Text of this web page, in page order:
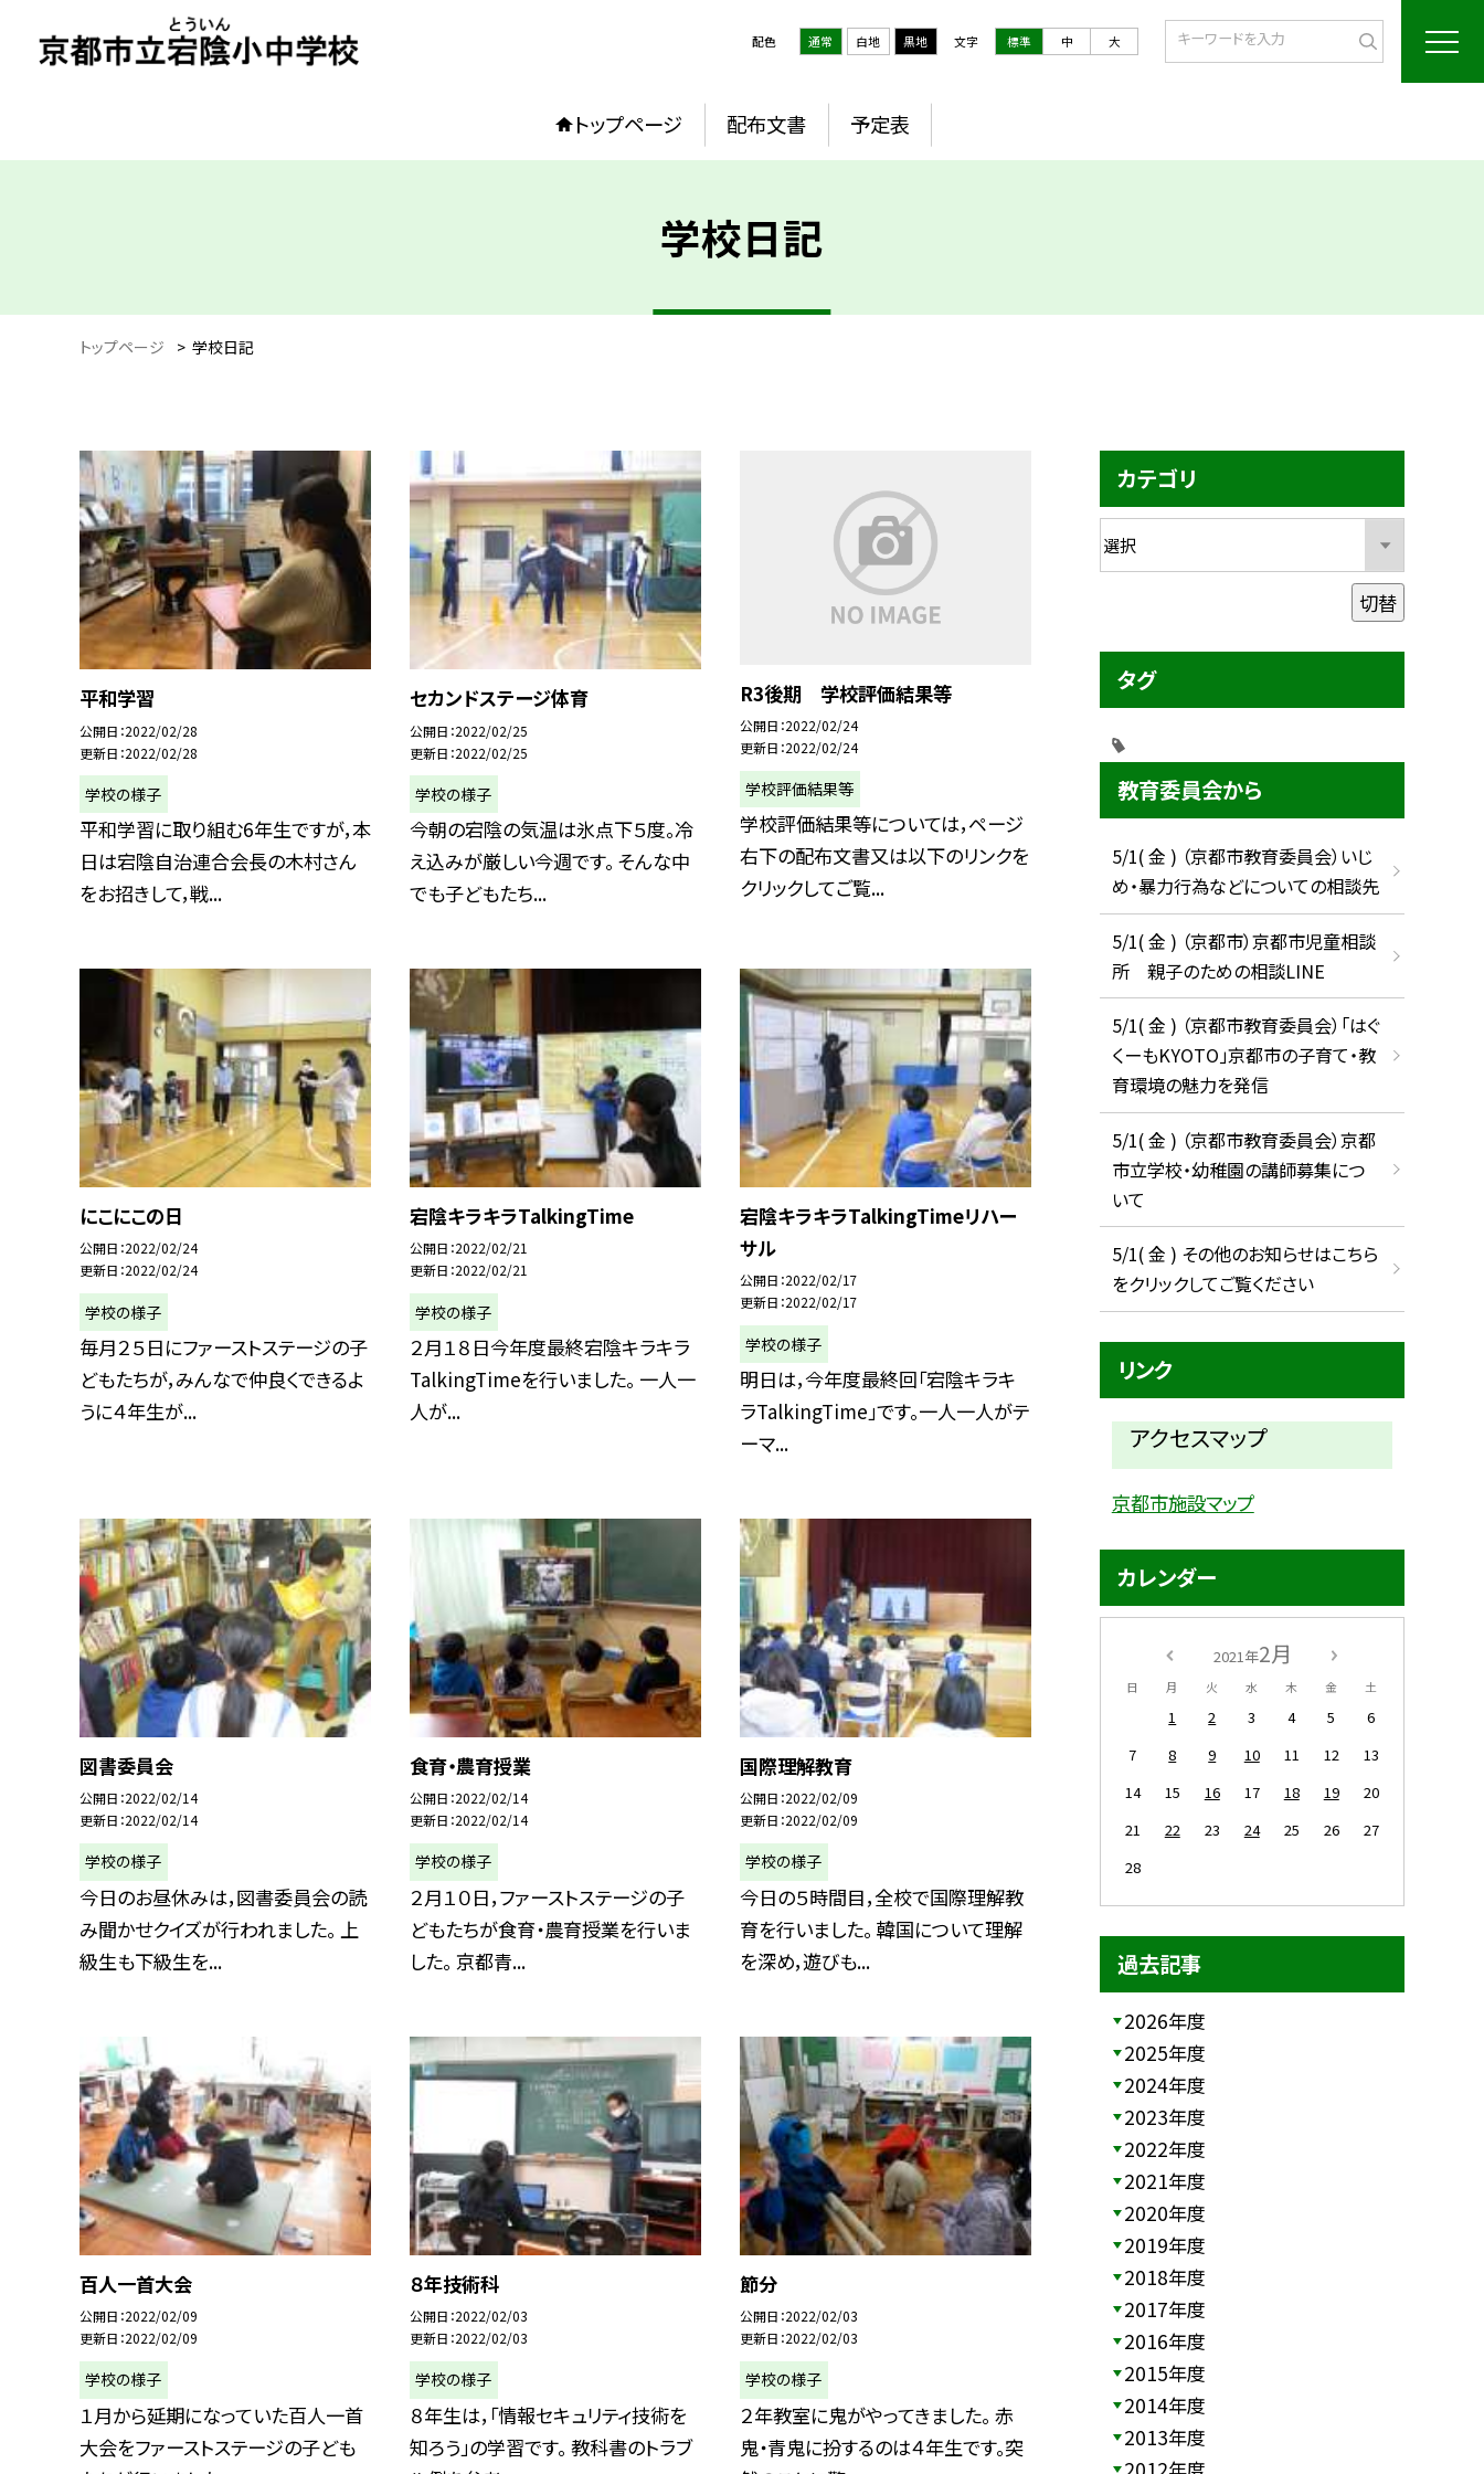
配色 通常 白地 黒地 文字 標準 中 大
トップページ 配布文書 予定表
学校日記
トップページ > 学校日記
平和学習
公開日 2022/02/28
更新日 2022/02/28
学校の様子
平和学習に取り組む6年生ですが，本
日は宕陰自治連合会長の木村さん
をお招きして，戦...
セカンドステージ体育
公開日 2022/02/25
更新日 2022/02/25
学校の様子
今朝の宕陰の気温は氷点下５度。冷
え込みが厳しい今週です。 そんな中
でも子どもたち...
R3後期 学校評価結果等
公開日 2022/02/24
更新日 2022/02/24
学校評価結果等
学校評価結果等については，ページ
右下の配布文書又は以下のリンクを
クリックしてご覧...
にこにこの日
公開日 2022/02/24
更新日 2022/02/24
学校の様子
毎月２５日にファーストステージの子
どもたちが，みんなで仲良くできるよ
うに４年生が...
宕陰キラキラTalkingTime
公開日 2022/02/21
更新日 2022/02/21
学校の様子
２月１８日今年度最終宕陰キラキラ
TalkingTimeを行いました。 一人一
人が...
宕陰キラキラTalkingTimeリハー
サル
公開日 2022/02/17
更新日 2022/02/17
学校の様子
明日は，今年度最終回「宕陰キラキ
ラTalkingTime」です。一人一人がテ
ーマ...
図書委員会
公開日 2022/02/14
更新日 2022/02/14
学校の様子
今日のお昼休みは，図書委員会の読
み聞かせクイズが行われました。 上
級生も下級生を...
食育・農育授業
公開日 2022/02/14
更新日 2022/02/14
学校の様子
２月１０日，ファーストステージの子
どもたちが食育・農育授業を行いま
した。 京都青...
国際理解教育
公開日 2022/02/09
更新日 2022/02/09
学校の様子
今日の５時間目，全校で国際理解教
育を行いました。 韓国について理解
を深め，遊びも...
百人一首大会
公開日 2022/02/09
更新日 2022/02/09
学校の様子
１月から延期になっていた百人一首
大会をファーストステージの子ども
８年技術科
公開日 2022/02/03
更新日 2022/02/03
学校の様子
８年生は，「情報セキュリティ技術を
知ろう」の学習です。 教科書のトラブ
節分
公開日 2022/02/03
更新日 2022/02/03
学校の様子
２年教室に鬼がやってきました。 赤
鬼・青鬼に扮するのは４年生です。突
カテゴリ
切替
タグ
教育委員会から
5/1( 金 ) （京都市教育委員会）いじ
め・暴力行為などについての相談先
5/1( 金 ) （京都市）京都市児童相談
所 親子のための相談LINE
5/1( 金 ) （京都市教育委員会）「はぐ
くーもKYOTO」京都市の子育て・教
育環境の魅力を発信
5/1( 金 ) （京都市教育委員会）京都
市立学校・幼稚園の講師募集につ
いて
5/1( 金 ) その他のお知らせはこちら
をクリックしてご覧ください
リンク
アクセスマップ
京都市施設マップ
カレンダー
2021年2月
日 月 火 水 木 金 土
1 2 3 4 5
6
7
8 9 10 11 12
13
14
15 16 17 18 19
20
21
22 23 24 25 26
27
28
過去記事
2026年度
2025年度
2024年度
2023年度
2022年度
2021年度
2020年度
2019年度
2018年度
2017年度
2016年度
2015年度
2014年度
2013年度